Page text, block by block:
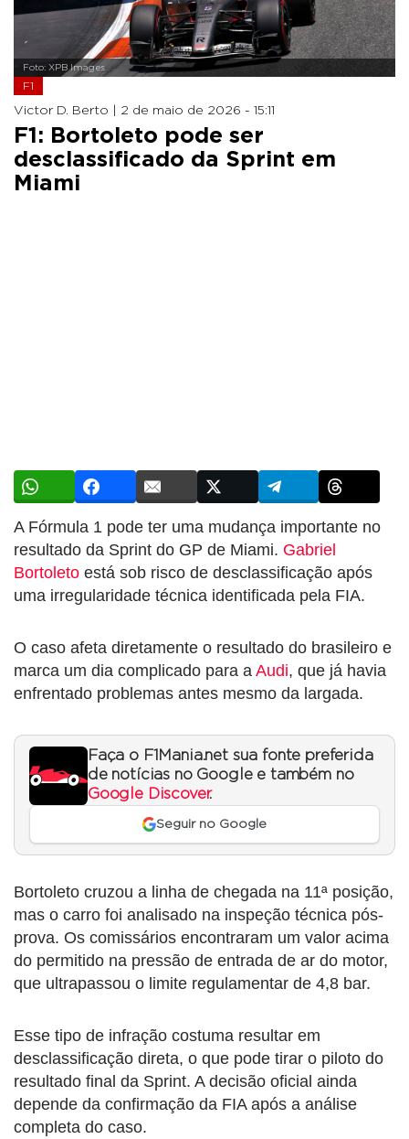
Foto: XPB Images
F1
Victor D. Berto | 2 de maio de 2026 - 15:11
F1: Bortoleto pode ser
desclassificado da Sprint em
Miami
A Fórmula 1 pode ter uma mudança importante no
resultado da Sprint do GP de Miami. Gabriel
Bortoleto está sob risco de desclassificação após
uma irregularidade técnica identificada pela FIA.
O caso afeta diretamente o resultado do brasileiro e
marca um dia complicado para a Audi, que já havia
enfrentado problemas antes mesmo da largada.
Faça o F1Mania.net sua fonte preferida
de notícias no Google e também no
Google Discover.
Seguir no Google
Bortoleto cruzou a linha de chegada na 11ª posição,
mas o carro foi analisado na inspeção técnica pós-
prova. Os comissários encontraram um valor acima
do permitido na pressão de entrada de ar do motor,
que ultrapassou o limite regulamentar de 4,8 bar.
Esse tipo de infração costuma resultar em
desclassificação direta, o que pode tirar o piloto do
resultado final da Sprint. A decisão oficial ainda
depende da confirmação da FIA após a análise
completa do caso.